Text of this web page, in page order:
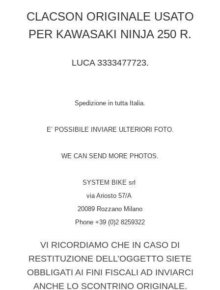
CLACSON ORIGINALE USATO
PER KAWASAKI NINJA 250 R.
LUCA 3333477723.
Spedizione in tutta Italia.
E’ POSSIBILE INVIARE ULTERIORI FOTO.
WE CAN SEND MORE PHOTOS.
SYSTEM BIKE srl
via Ariosto 57/A
20089 Rozzano Milano
Phone +39 (0)2 8259322
VI RICORDIAMO CHE IN CASO DI
RESTITUZIONE DELL’OGGETTO SIETE
OBBLIGATI AI FINI FISCALI AD INVIARCI
ANCHE LO SCONTRINO ORIGINALE.